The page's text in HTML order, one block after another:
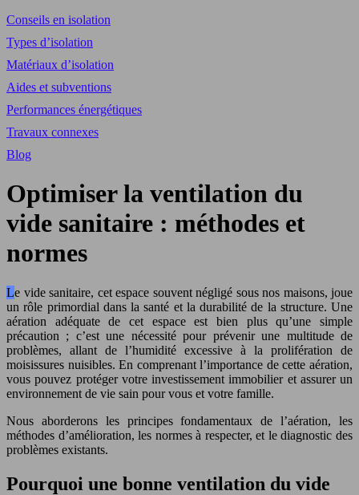
Conseils en isolation
Types d’isolation
Matériaux d’isolation
Aides et subventions
Performances énergétiques
Travaux connexes
Blog
Optimiser la ventilation du
vide sanitaire : méthodes et
normes
Le vide sanitaire, cet espace souvent négligé sous nos maisons, joue
un rôle primordial dans la santé et la durabilité de la structure. Une
aération adéquate de cet espace est bien plus qu’une simple
précaution ; c’est une nécessité pour prévenir une multitude de
problèmes, allant de l’humidité excessive à la prolifération de
moisissures nuisibles. En comprenant l’importance de cette aération,
vous pouvez protéger votre investissement immobilier et assurer un
environnement de vie sain pour vous et votre famille.
Nous aborderons les principes fondamentaux de l’aération, les
méthodes d’amélioration, les normes à respecter, et le diagnostic des
problèmes existants.
Pourquoi une bonne ventilation du vide